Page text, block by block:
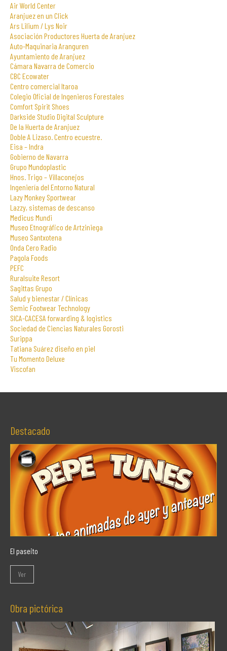
Air World Center
Aranjuez en un Click
Ars Lilium / Lys Noir
Asociación Productores Huerta de Aranjuez
Auto-Maquinaria Aranguren
Ayuntamiento de Aranjuez
Cámara Navarra de Comercio
CBC Ecowater
Centro comercial Itaroa
Colegio Oficial de Ingenieros Forestales
Comfort Spirit Shoes
Darkside Studio Digital Sculpture
De la Huerta de Aranjuez
Doble A Lizaso. Centro ecuestre.
Eisa – Indra
Gobierno de Navarra
Grupo Mundoplastic
Hnos. Trigo – Villaconejos
Ingeniería del Entorno Natural
Lazy Monkey Sportwear
Lazzy, sistemas de descanso
Medicus Mundi
Museo Etnográfico de Artziniega
Museo Santxotena
Onda Cero Radio
Pagola Foods
PEFC
Ruralsuite Resort
Sagittas Grupo
Salud y bienestar / Clínicas
Semic Footwear Technology
SICA-CACESA forwarding & logistics
Sociedad de Ciencias Naturales Gorosti
Surippa
Tatiana Suárez diseño en piel
Tu Momento Deluxe
Viscofan
Destacado
El paseito
Ver
Obra pictórica